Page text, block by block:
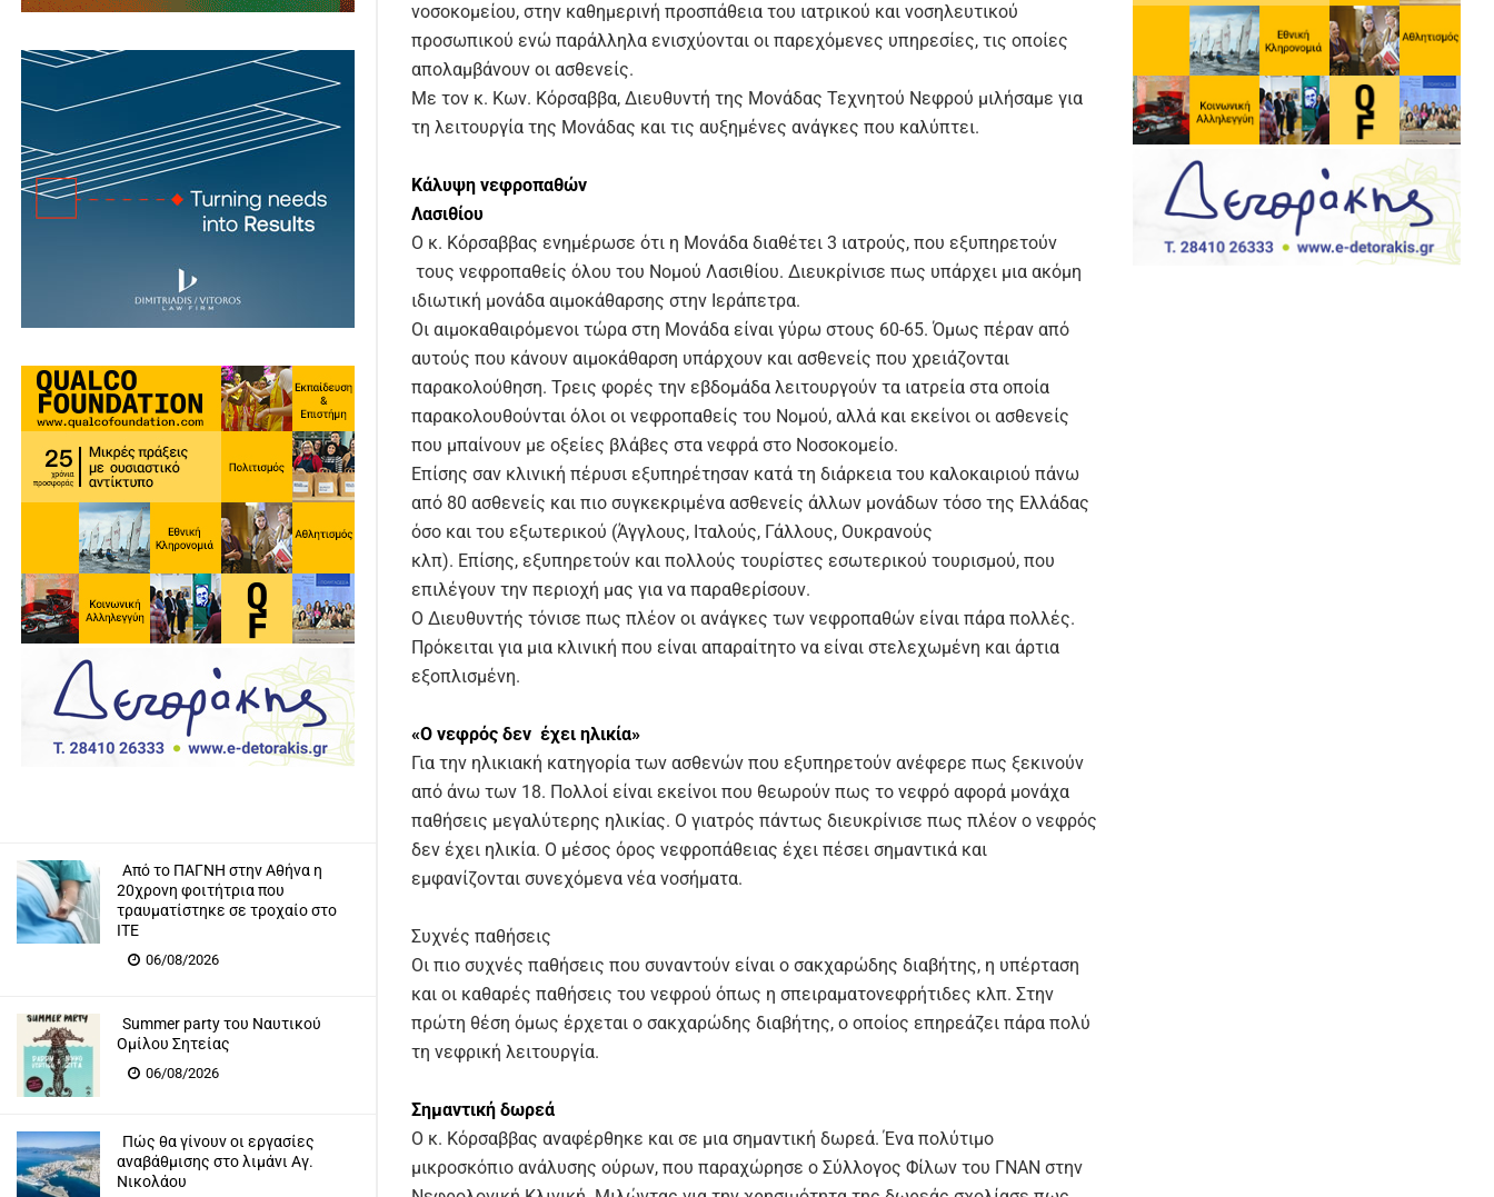
Από το ΠΑΓΝΗ στην Αθήνα η
20χρονη φοιτήτρια που
τραυματίστηκε σε τροχαίο στο
ΙΤΕ
06/08/2026
Summer party του Ναυτικού
Ομίλου Σητείας
06/08/2026
Πώς θα γίνουν οι εργασίες
αναβάθμισης στο λιμάνι Αγ.
Νικολάου
νοσοκομείου, στην καθημερινή προσπάθεια του ιατρικού και νοσηλευτικού
προσωπικού ενώ παράλληλα ενισχύονται οι παρεχόμενες υπηρεσίες, τις οποίες
απολαμβάνουν οι ασθενείς.
Με τον κ. Κων. Κόρσαββα, Διευθυντή της Μονάδας Τεχνητού Νεφρού μιλήσαμε για
τη λειτουργία της Μονάδας και τις αυξημένες ανάγκες που καλύπτει.
Κάλυψη νεφροπαθών
Λασιθίου
Ο κ. Κόρσαββας ενημέρωσε ότι η Μονάδα διαθέτει 3 ιατρούς, που εξυπηρετούν
τους νεφροπαθείς όλου του Νομού Λασιθίου. Διευκρίνισε πως υπάρχει μια ακόμη
ιδιωτική μονάδα αιμοκάθαρσης στην Ιεράπετρα.
Οι αιμοκαθαιρόμενοι τώρα στη Μονάδα είναι γύρω στους 60-65. Όμως πέραν από
αυτούς που κάνουν αιμοκάθαρση υπάρχουν και ασθενείς που χρειάζονται
παρακολούθηση. Τρεις φορές την εβδομάδα λειτουργούν τα ιατρεία στα οποία
παρακολουθούνται όλοι οι νεφροπαθείς του Νομού, αλλά και εκείνοι οι ασθενείς
που μπαίνουν με οξείες βλάβες στα νεφρά στο Νοσοκομείο.
Επίσης σαν κλινική πέρυσι εξυπηρέτησαν κατά τη διάρκεια του καλοκαιριού πάνω
από 80 ασθενείς και πιο συγκεκριμένα ασθενείς άλλων μονάδων τόσο της Ελλάδας
όσο και του εξωτερικού (Άγγλους, Ιταλούς, Γάλλους, Ουκρανούς
κλπ). Επίσης, εξυπηρετούν και πολλούς τουρίστες εσωτερικού τουρισμού, που
επιλέγουν την περιοχή μας για να παραθερίσουν.
Ο Διευθυντής τόνισε πως πλέον οι ανάγκες των νεφροπαθών είναι πάρα πολλές.
Πρόκειται για μια κλινική που είναι απαραίτητο να είναι στελεχωμένη και άρτια
εξοπλισμένη.
«Ο νεφρός δεν έχει ηλικία»
Για την ηλικιακή κατηγορία των ασθενών που εξυπηρετούν ανέφερε πως ξεκινούν
από άνω των 18. Πολλοί είναι εκείνοι που θεωρούν πως το νεφρό αφορά μονάχα
παθήσεις μεγαλύτερης ηλικίας. Ο γιατρός πάντως διευκρίνισε πως πλέον ο νεφρός
δεν έχει ηλικία. Ο μέσος όρος νεφροπάθειας έχει πέσει σημαντικά και
εμφανίζονται συνεχόμενα νέα νοσήματα.
Συχνές παθήσεις
Οι πιο συχνές παθήσεις που συναντούν είναι ο σακχαρώδης διαβήτης, η υπέρταση
και οι καθαρές παθήσεις του νεφρού όπως η σπειραματονεφρήτιδες κλπ. Στην
πρώτη θέση όμως έρχεται ο σακχαρώδης διαβήτης, ο οποίος επηρεάζει πάρα πολύ
τη νεφρική λειτουργία.
Σημαντική δωρεά
Ο κ. Κόρσαββας αναφέρθηκε και σε μια σημαντική δωρεά. Ένα πολύτιμο
μικροσκόπιο ανάλυσης ούρων, που παραχώρησε ο Σύλλογος Φίλων του ΓΝΑΝ στην